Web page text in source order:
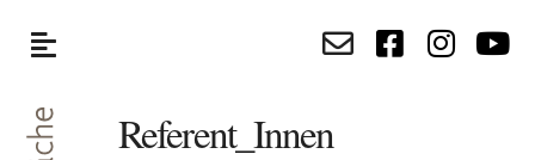
Referent_Innen